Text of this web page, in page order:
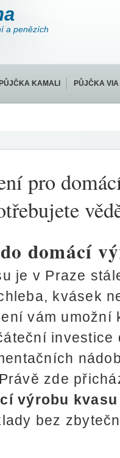
a penězích
pro
domácí
je v Praze
kvásek
vám umožní
investice
zde
výrobu kvasu
bez
PŮJČKA KAMALI PŮJČKA VIA